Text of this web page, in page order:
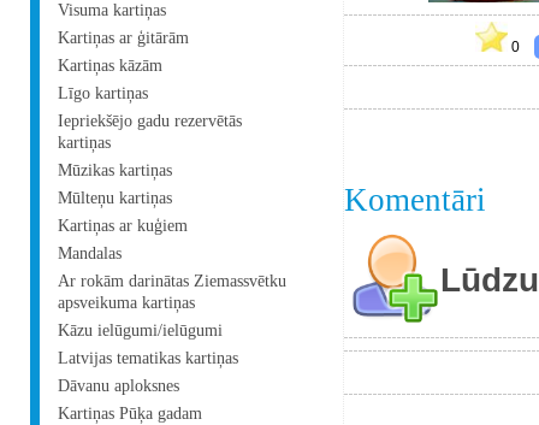
Visuma kartiņas
Kartiņas ar ģitārām
Kartiņas kāzām
Līgo kartiņas
Iepriekšējo gadu rezervētās
kartiņas
Mūzikas kartiņas
Mūlteņu kartiņas
Kartiņas ar kuģiem
Mandalas
Ar rokām darinātas Ziemassvētku
apsveikuma kartiņas
Kāzu ielūgumi/ielūgumi
Latvijas tematikas kartiņas
Dāvanu aploksnes
Kartiņas Pūķa gadam
0
Komentāri